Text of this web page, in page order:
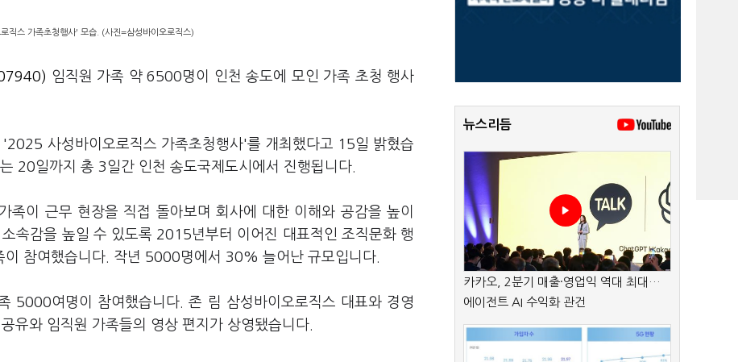
직스 가족초청행사' 모습. (사진=삼성바이오로직스)
임직원 가족 약 6500명이 인천 송도에 모인 가족 초청 행사
사성바이오로직스 가족초청행사'를 개최했다고 15일 밝혔습
20일까지 총 3일간 인천 송도국제도시에서 진행됩니다.
족이 근무 현장을 직접 돌아보며 회사에 대한 이해와 공감을 높이
속감을 높일 수 있도록 2015년부터 이어진 대표적인 조직문화 행
참여했습니다. 작년 5000명에서 30% 늘어난 규모입니다.
5000여명이 참여했습니다. 존 림 삼성바이오로직스 대표와 경영
유와 임직원 가족들의 영상 편지가 상영됐습니다.
뉴스리듬
카카오, 2분기 매출·영업익 역대 최대…
에이전트 AI 수익화 관건